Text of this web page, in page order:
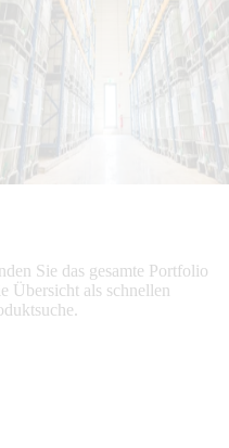
Sie das gesamte Portfolio
Übersicht als schnellen